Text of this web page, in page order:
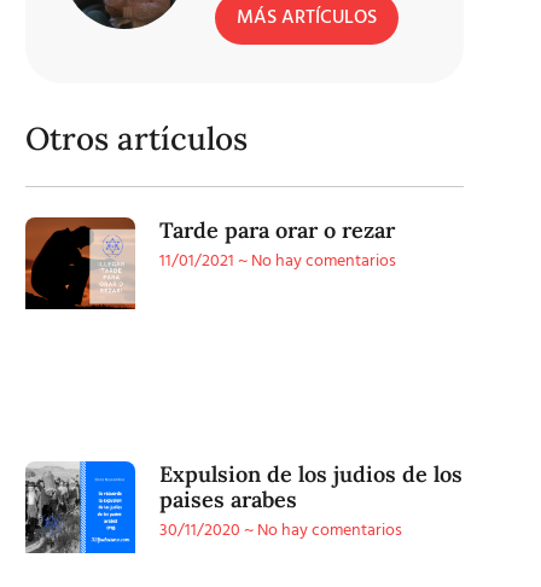
MÁS ARTÍCULOS
Otros artículos
Tarde para orar o rezar
11/01/2021 No hay comentarios
Expulsion de los judios de los
paises arabes
30/11/2020 No hay comentarios